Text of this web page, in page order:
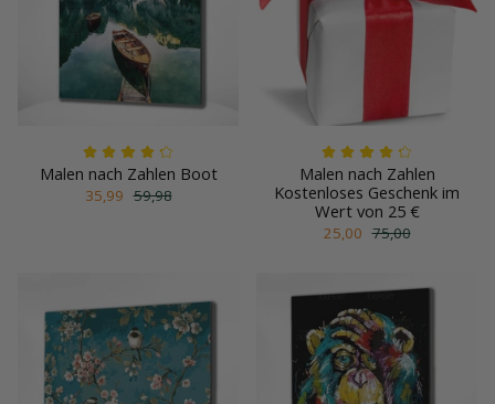
Malen nach Zahlen Boot
35,99 59,98
Malen nach Zahlen
Kostenloses Geschenk im
Wert von 25 €
25,00 75,00